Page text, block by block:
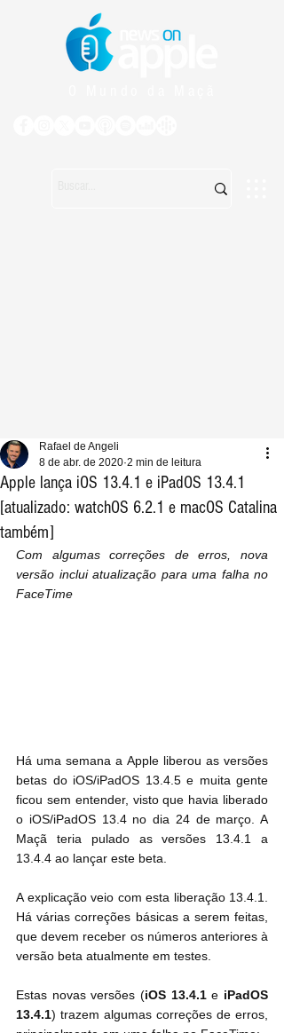
Apple lança iOS 13.4.1 e iPadOS 13.4.1
[atualizado: watchOS 6.2.1 e macOS Catalina
também]
Rafael de Angeli
8 de abr. de 2020 2 min de leitura
Com algumas correções de erros, nova
versão inclui atualização para uma falha no
FaceTime
Há uma semana a Apple liberou as versões
betas do iOS/iPadOS 13.4.5 e muita gente
ficou sem entender, visto que havia liberado
o iOS/iPadOS 13.4 no dia 24 de março. A
Maçã teria pulado as versões 13.4.1 a
13.4.4 ao lançar este beta.
A explicação veio com esta liberação 13.4.1.
Há várias correções básicas a serem feitas,
que devem receber os números anteriores à
versão beta atualmente em testes.
Estas novas versões (iOS 13.4.1 e iPadOS
13.4.1) trazem algumas correções de erros,